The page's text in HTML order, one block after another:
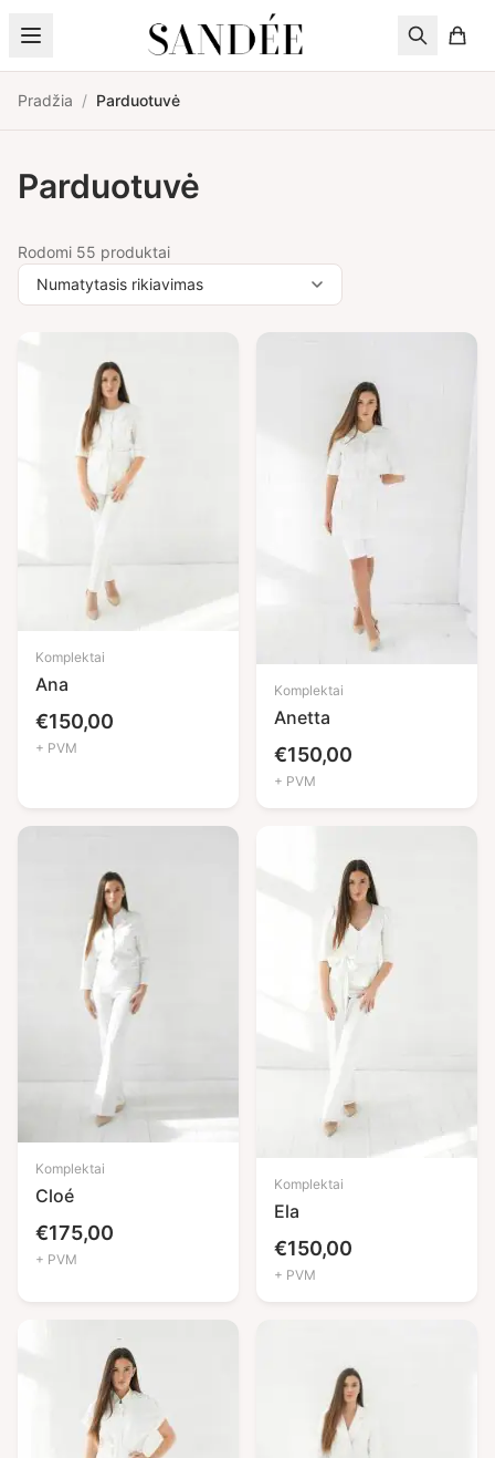
Pereiti prie turinio
Pradžia / Parduotuvė
Parduotuvė
Rodomi 55 produktai
Komplektai
Ana
€150,00
+ PVM
Komplektai
Anetta
€150,00
+ PVM
Komplektai
Cloé
€175,00
+ PVM
Komplektai
Ela
€150,00
+ PVM